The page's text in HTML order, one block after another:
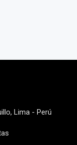
Lima - Perú